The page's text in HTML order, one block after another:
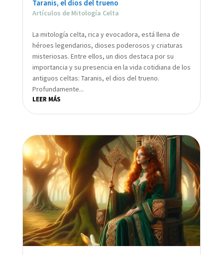
Taranis, el dios del trueno
Artículos de Mitología Celta
La mitología celta, rica y evocadora, está llena de
héroes legendarios, dioses poderosos y criaturas
misteriosas. Entre ellos, un dios destaca por su
importancia y su presencia en la vida cotidiana de los
antiguos celtas: Taranis, el dios del trueno.
Profundamente...
LEER MÁS